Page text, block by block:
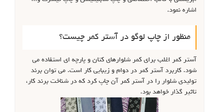
اشاره نمود.
منظور از چاپ لوگو در آستر کمر چیست؟
آستر کمر اغلب برای کمر شلوارهای کتان و پارچه ای استفاده می
شود. کاربرد آستر کمر در دوام و زیبایی کار است. می توان برند
تولیدی شلوار را در آستر کمر آن چاپ کرد که در شناخت برند کار،
تاثیر گذار خواهد بود.